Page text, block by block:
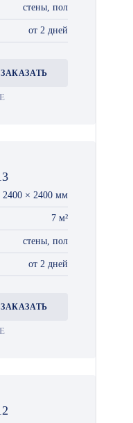
стены, пол
от 2 дней
ЗАКАЗАТЬ
2400 × 2400 мм
7 м²
стены, пол
от 2 дней
ЗАКАЗАТЬ